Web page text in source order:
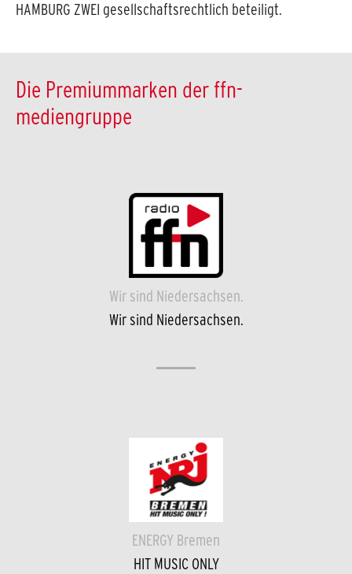
HAMBURG ZWEI gesellschaftsrechtlich beteiligt.
Die Premiummarken der ffn-
mediengruppe
Wir sind Niedersachsen.
Wir sind Niedersachsen.
ENERGY Bremen
HIT MUSIC ONLY